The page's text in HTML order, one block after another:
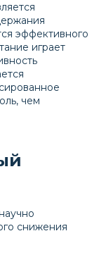
эффективного
играет
чем
снижения